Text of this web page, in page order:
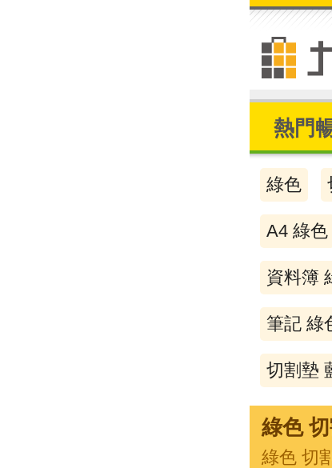
熱門
綠色
A4 綠色
資料簿
筆記 綠
切割墊
綠色
綠色 切